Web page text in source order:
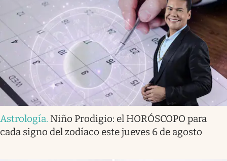
Astrología. Niño Prodigio: el HORÓSCOPO para
cada signo del zodíaco este jueves 6 de agosto